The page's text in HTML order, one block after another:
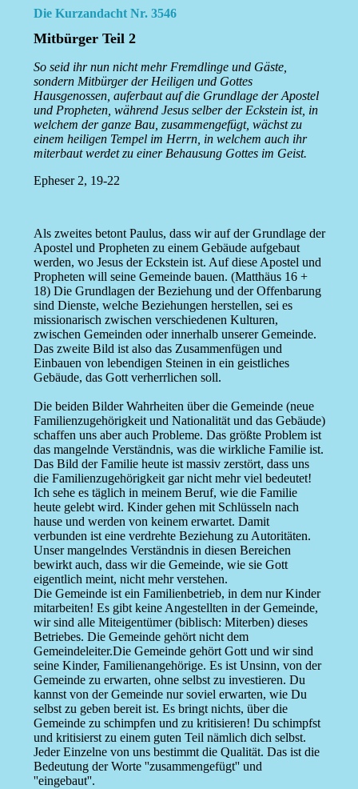
Die Kurzandacht Nr. 3546
Mitbürger Teil 2
So seid ihr nun nicht mehr Fremdlinge und Gäste,
sondern Mitbürger der Heiligen und Gottes
Hausgenossen, auferbaut auf die Grundlage der Apostel
und Propheten, während Jesus selber der Eckstein ist, in
welchem der ganze Bau, zusammengefügt, wächst zu
einem heiligen Tempel im Herrn, in welchem auch ihr
miterbaut werdet zu einer Behausung Gottes im Geist.
Epheser 2, 19-22
Als zweites betont Paulus, dass wir auf der Grundlage der
Apostel und Propheten zu einem Gebäude aufgebaut
werden, wo Jesus der Eckstein ist. Auf diese Apostel und
Propheten will seine Gemeinde bauen. (Matthäus 16 +
18) Die Grundlagen der Beziehung und der Offenbarung
sind Dienste, welche Beziehungen herstellen, sei es
missionarisch zwischen verschiedenen Kulturen,
zwischen Gemeinden oder innerhalb unserer Gemeinde.
Das zweite Bild ist also das Zusammenfügen und
Einbauen von lebendigen Steinen in ein geistliches
Gebäude, das Gott verherrlichen soll.
Die beiden Bilder Wahrheiten über die Gemeinde (neue
Familienzugehörigkeit und Nationalität und das Gebäude)
schaffen uns aber auch Probleme. Das größte Problem ist
das mangelnde Verständnis, was die wirkliche Familie ist.
Das Bild der Familie heute ist massiv zerstört, dass uns
die Familienzugehörigkeit gar nicht mehr viel bedeutet!
Ich sehe es täglich in meinem Beruf, wie die Familie
heute gelebt wird. Kinder gehen mit Schlüsseln nach
hause und werden von keinem erwartet. Damit
verbunden ist eine verdrehte Beziehung zu Autoritäten.
Unser mangelndes Verständnis in diesen Bereichen
bewirkt auch, dass wir die Gemeinde, wie sie Gott
eigentlich meint, nicht mehr verstehen.
Die Gemeinde ist ein Familienbetrieb, in dem nur Kinder
mitarbeiten! Es gibt keine Angestellten in der Gemeinde,
wir sind alle Miteigentümer (biblisch: Miterben) dieses
Betriebes. Die Gemeinde gehört nicht dem
Gemeindeleiter.Die Gemeinde gehört Gott und wir sind
seine Kinder, Familienangehörige. Es ist Unsinn, von der
Gemeinde zu erwarten, ohne selbst zu investieren. Du
kannst von der Gemeinde nur soviel erwarten, wie Du
selbst zu geben bereit ist. Es bringt nichts, über die
Gemeinde zu schimpfen und zu kritisieren! Du schimpfst
und kritisierst zu einem guten Teil nämlich dich selbst.
Jeder Einzelne von uns bestimmt die Qualität. Das ist die
Bedeutung der Worte ''zusammengefügt'' und
''eingebaut''.